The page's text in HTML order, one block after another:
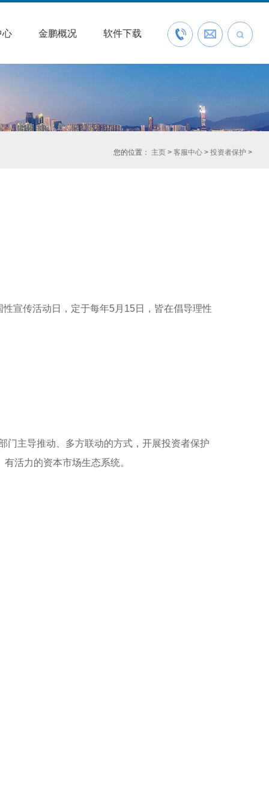
联系我们预约开户
心 金鹏概况 软件下载
您的位置： 主页 >客服中心 >投资者保护 >
宣传活动日，定于每年5月15日，皆在倡导理性
门主导推动、多方联动的方式，开展投资者保护
活力的资本市场生态系统。